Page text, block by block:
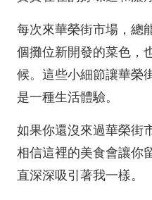
每次來華榮街市場，總
個攤位新開發的菜色，
候。這些小細節讓華榮
是一種生活體驗。
如果你還沒來過華榮街
相信這裡的美食會讓你
直深深吸引著我一樣。